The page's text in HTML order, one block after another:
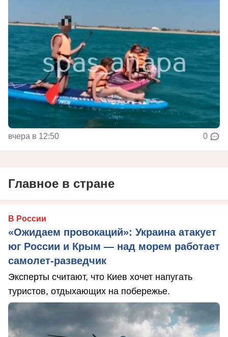
вчера в 12:50 0
Главное в стране
В России
«Ожидаем провокаций»: Украина атакует
юг России и Крым — над морем работает
самолет-разведчик
Эксперты считают, что Киев хочет напугать
туристов, отдыхающих на побережье.